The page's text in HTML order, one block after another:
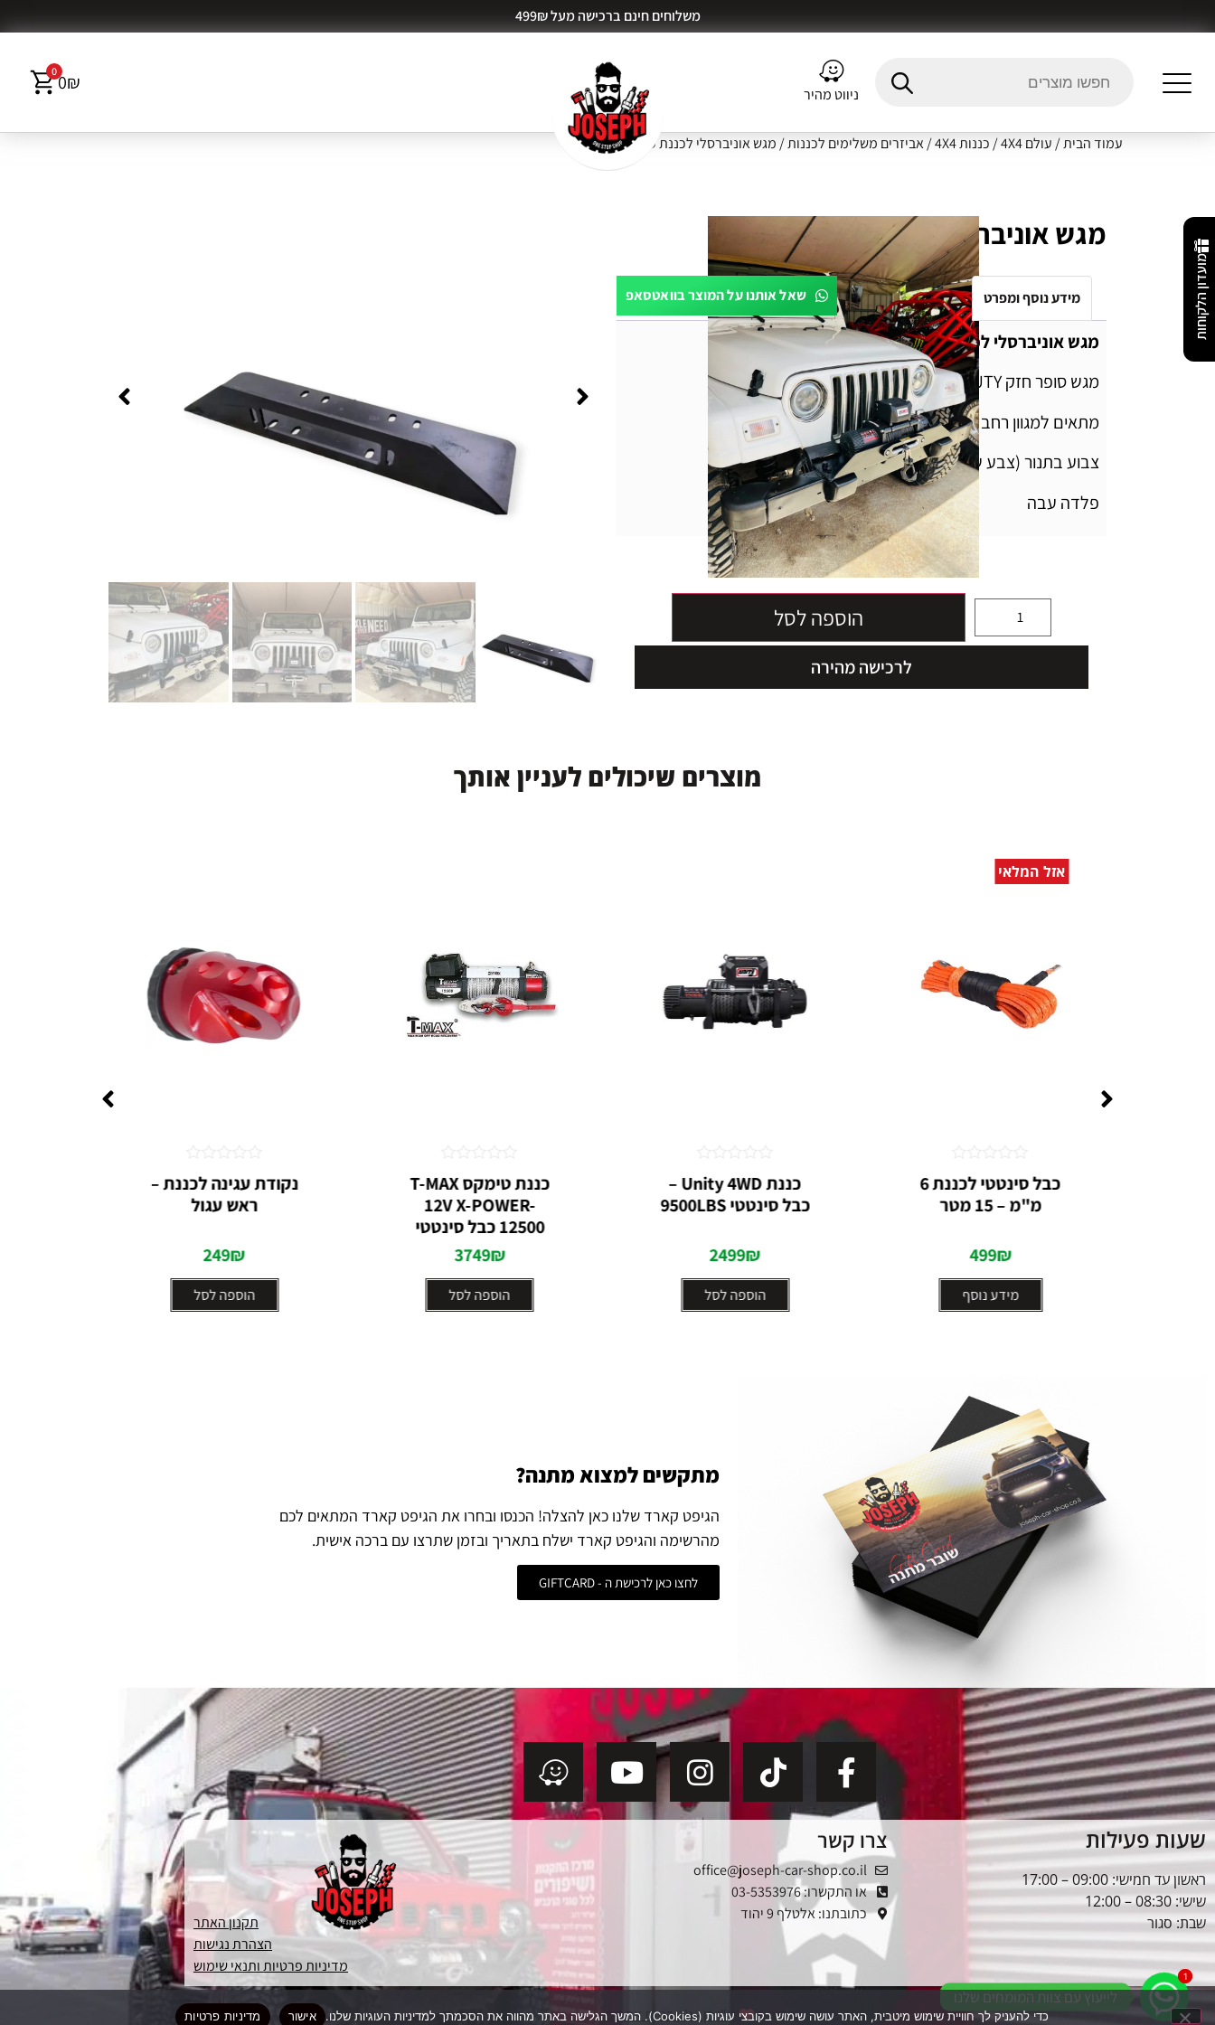
משלוחים חינם ברכישה מעל 499₪
ניווט מהיר
00₪
מועדון הלקוחות
עמוד הבית/ עולם 4X4 / כננות 4X4 /אביזרים משלימים לכננות/ מגש אוניברסלי לכננת HD
מגש אוניברסלי לכננת HD
שאל אותנו על המוצר בוואטסאפ מידע נוסף ומפרט Fitment Details חוות דעת (0)
מגש אוניברסלי לכננת HD
מגש סופר חזק SUPER HEAVY-DUTY
מתאים למגוון רחב של כננות
צבוע בתנור (צבע שחור)
פלדה עבה
445₪
הוספה לסל
לרכישה מהירה
מוצרים שיכולים לעניין אותך
אזל המלאי
⁦כבל סינטטי לכננת 6
מ"מ – 15 מטר
499₪
מידע נוסף
0
מתוך
5
כננת Unity 4WD –
כבל סינטטי 9500LBS
2499₪
הוספה לסל
0
מתוך
5
כננת טימקס T-MAX
12V X-POWER-
12500 כבל סינטטי
3749₪
הוספה לסל
0
מתוך
נקודת עגינה לכננת –
ראש עגול
249₪
הוספה לסל
0
מתקשים למצוא מתנה?
הגיפט קארד שלנו כאן להצלה! הכנסו ובחרו את הגיפט קארד המתאים לכם
מהרשימה והגיפט קארד ישלח בתאריך ובזמן שתרצו עם ברכה אישית.
לחצו כאן לרכישת ה - GIFTCARD
שעות פעילות
ראשון עד חמישי: 09:00 – 17:00
שישי: 08:30 – 12:00
שבת: סגור
צרו קשר
office@joseph-car-shop.co.il
או התקשרו: 03-5353976
כתובתנו: אלטלף 9 יהוד
תקנון האתר
הצהרת נגישות
מדיניות פרטיות ותנאי שימוש
נבנה ב ע"י בן - ג'ט בניית אתריםכדי להעניק לך חוויית שימוש מיטבית, האתר עושה שימוש בקובצי עוגיות (Cookies). המשך הגלישה באתר מהווה את הסכמתך למדיניות העוגיות שלנו. אישור מדיניות פרטיות
לייעוץ עם צוות המומחים שלנו
11